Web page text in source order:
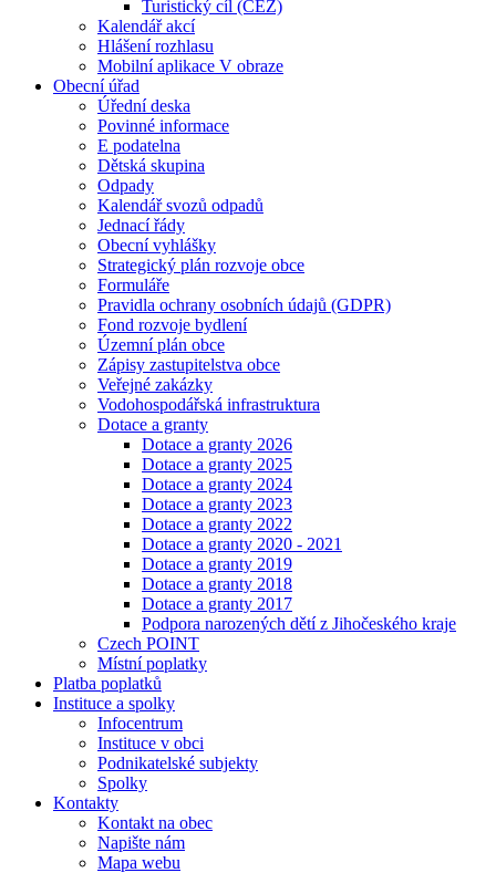
Turistický cíl (ČEZ)
Kalendář akcí
Hlášení rozhlasu
Mobilní aplikace V obraze
Obecní úřad
Úřední deska
Povinné informace
E podatelna
Dětská skupina
Odpady
Kalendář svozů odpadů
Jednací řády
Obecní vyhlášky
Strategický plán rozvoje obce
Formuláře
Pravidla ochrany osobních údajů (GDPR)
Fond rozvoje bydlení
Územní plán obce
Zápisy zastupitelstva obce
Veřejné zakázky
Vodohospodářská infrastruktura
Dotace a granty
Dotace a granty 2026
Dotace a granty 2025
Dotace a granty 2024
Dotace a granty 2023
Dotace a granty 2022
Dotace a granty 2020 - 2021
Dotace a granty 2019
Dotace a granty 2018
Dotace a granty 2017
Podpora narozených dětí z Jihočeského kraje
Czech POINT
Místní poplatky
Platba poplatků
Instituce a spolky
Infocentrum
Instituce v obci
Podnikatelské subjekty
Spolky
Kontakty
Kontakt na obec
Napište nám
Mapa webu